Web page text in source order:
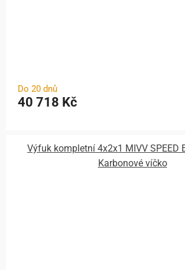
Do 20 dnů
40 718 Kč
Výfuk kompletní 4x2x1 MIVV SPEED
Karbonové víčko